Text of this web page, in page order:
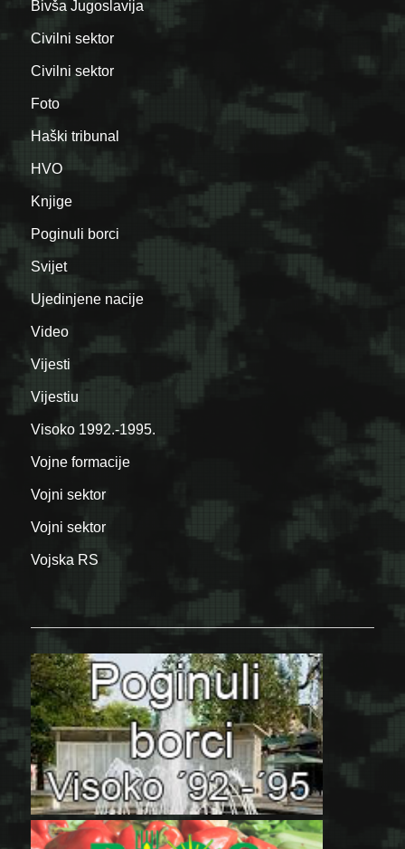
Bivša Jugoslavija
Civilni sektor
Civilni sektor
Foto
Haški tribunal
HVO
Knjige
Poginuli borci
Svijet
Ujedinjene nacije
Video
Vijesti
Vijestiu
Visoko 1992.-1995.
Vojne formacije
Vojni sektor
Vojni sektor
Vojska RS